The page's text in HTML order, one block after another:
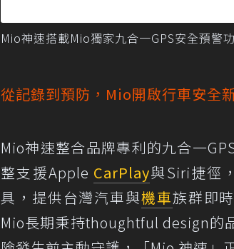
Mio神速搭載Mio獨家九合一GPS安全預警
從記錄到預防，Mio開啟行車安全
Mio神速整合品牌專利的九合一
整支援Apple CarPlay與Siri捷徑
具，提供台灣汽車與機車族群即
Mio長期秉持thoughtful design的